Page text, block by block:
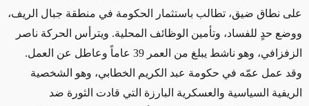
على نطاق ضيق، تطالب باستثمار الحكومة في منطقة جبال الريف،
ووضع حدٍ للفساد، وتأمين الوظائف المحلية. ويترأس الحركة ناصر
الزفزافي، وهو ناشط يبلغ من العمر 39 عاماً وعاطل عن العمل.
وقد عمل عمّه في حكومة عبد الكريم الخطابي، وهو الشخصية
الريفية السياسية والعسكرية البارزة التي قادت الثورة ضد